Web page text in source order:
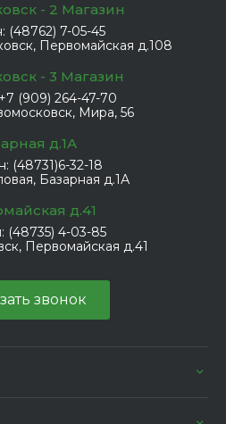
- 2 Магазин
(48762) 7-05-45
Первомайская д.108
- 3 Магазин
+7 (909) 264-47-70
Мира, 56
д.1А
(48731)6-32-18
Базарная д.1А
д.41
(48735) 4-03-85
Первомайская д.41
звонок